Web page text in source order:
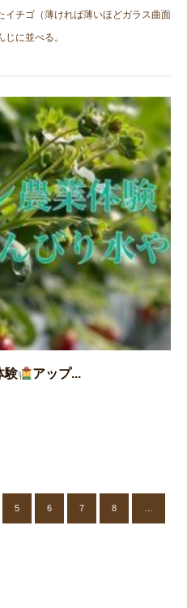
イチゴ（薄ければ薄いほどガラス曲面
に並べる。
験 アップ...
5 6 7 8 …